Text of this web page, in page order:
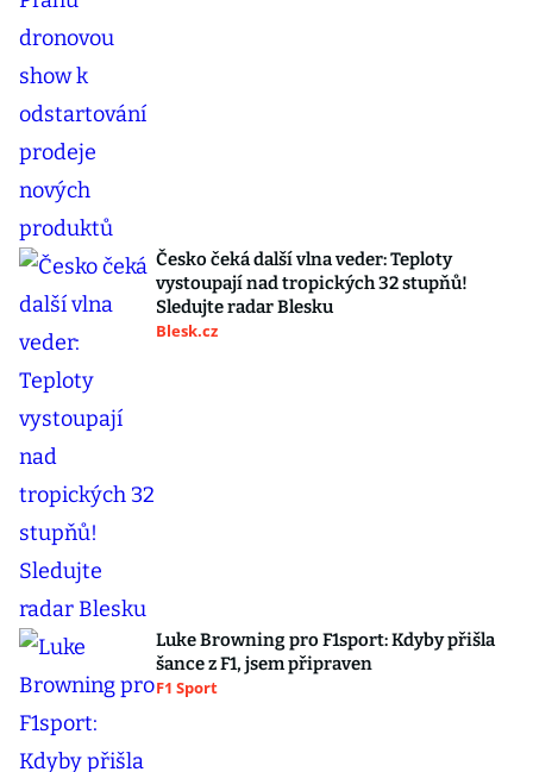
Česko čeká další vlna veder: Teploty
vystoupají nad tropických 32 stupňů!
Sledujte radar Blesku
Blesk.cz
Luke Browning pro F1sport: Kdyby přišla
šance z F1, jsem připraven
F1 Sport